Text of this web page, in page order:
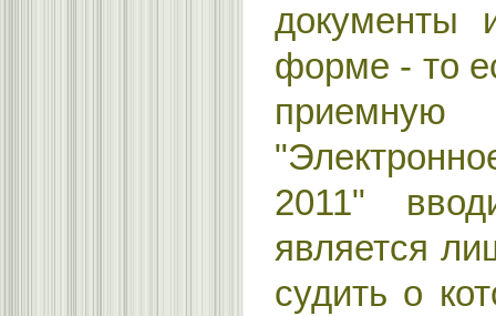
документы
форме - то
2011"
является
судить о